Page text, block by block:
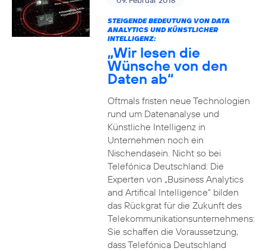
STEIGENDE BEDEUTUNG VON DATA
ANALYTICS UND KÜNSTLICHER
INTELLIGENZ:
„Wir lesen die
Wünsche von den
Daten ab“
Oftmals fristen neue Technologien
rund um Datenanalyse und
Künstliche Intelligenz in
Unternehmen noch ein
Nischendasein. Nicht so bei
Telefónica Deutschland: Die
Experten von „Business Analytics
and Artifical Intelligence“ bilden
das Rückgrat für die Zukunft des
Telekommunikationsunternehmens:
Sie schaffen die Voraussetzung,
dass Telefónica Deutschland